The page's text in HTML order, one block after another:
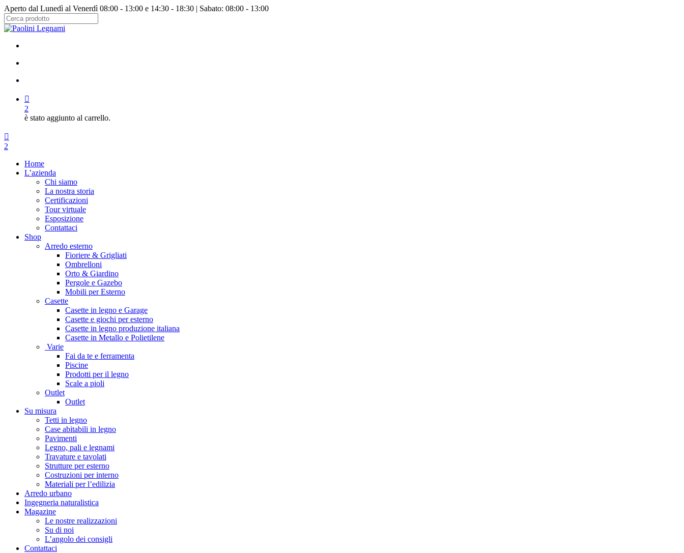
Salta
al
contenuto
Aperto dal Lunedì al Venerdì 08:00 - 13:00 e 14:30 - 18:30 | Sabato: 08:00 - 13:00
Chiudi
2
è stato aggiunto al carrello.
Menu
cerca
account
2
Home
L’azienda
Chi siamo
La nostra storia
Certificazioni
Tour virtuale
Esposizione
Contattaci
Shop
Arredo esterno
Fioriere & Grigliati
Ombrelloni
Orto & Giardino
Pergole e Gazebo
Mobili per Esterno
Casette
Casette in legno e Garage
Casette e giochi per esterno
Casette in legno produzione italiana
Casette in Metallo e Polietilene
Varie
Fai da te e ferramenta
Piscine
Prodotti per il legno
Scale a pioli
Outlet
Outlet
Su misura
Tetti in legno
Case abitabili in legno
Pavimenti
Legno, pali e legnami
Travature e tavolati
Strutture per esterno
Costruzioni per interno
Materiali per l’edilizia
Arredo urbano
Ingegneria naturalistica
Magazine
Le nostre realizzazioni
Su di noi
L’angolo dei consigli
Contattaci